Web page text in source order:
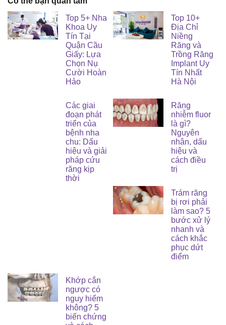
Top 5+ Nha
Khoa Uy
Tín Tại
Quận Cầu
Giấy: Lựa
Chọn Nụ
Cười Hoàn
Hảo
Top 10+
Địa Chỉ
Niềng
Răng và
Trồng Răng
Implant Uy
Tín Nhất
Hà Nội
Các giai
đoạn phát
triển của
bệnh nha
chu: Dấu
hiệu và giải
pháp cứu
răng kịp
thời
Răng
nhiễm fluor
là gì?
Nguyên
nhân, dấu
hiệu và
cách điều
trị
Trám răng
bị rơi phải
làm sao? 5
bước xử lý
nhanh và
cách khắc
phục dứt
điểm
Khớp cắn
ngược có
nguy hiểm
không? 5
biến chứng